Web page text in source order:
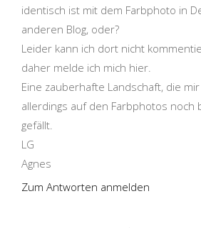
identisch ist mit dem Farbphoto in
anderen Blog, oder?
Leider kann ich dort nicht
daher melde ich mich hier.
Eine zauberhafte Landschaft, die mir
allerdings auf den Farbphotos noch
gefällt.
LG
Agnes
Zum Antworten anmelden